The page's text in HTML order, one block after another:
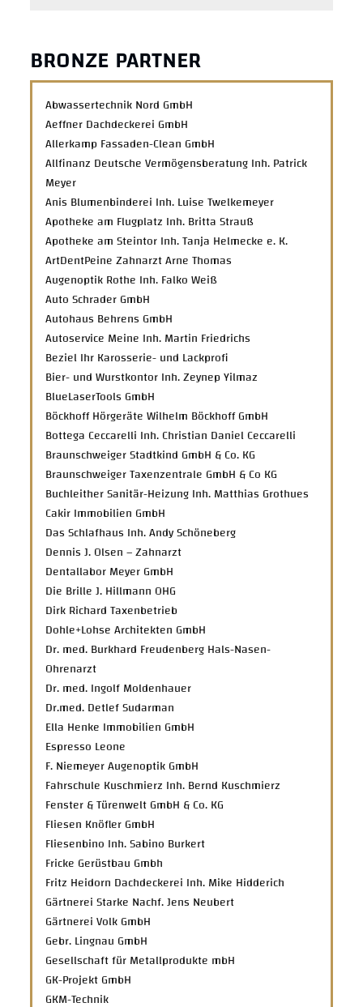
BRONZE PARTNER
Abwassertechnik Nord GmbH
Aeffner Dachdeckerei GmbH
Allerkamp Fassaden-Clean GmbH
Allfinanz Deutsche Vermögensberatung Inh. Patrick
Meyer
Anis Blumenbinderei Inh. Luise Twelkemeyer
Apotheke am Flugplatz Inh. Britta Strauß
Apotheke am Steintor Inh. Tanja Helmecke e. K.
ArtDentPeine Zahnarzt Arne Thomas
Augenoptik Rothe Inh. Falko Weiß
Auto Schrader GmbH
Autohaus Behrens GmbH
Autoservice Meine Inh. Martin Friedrichs
Beziel Ihr Karosserie- und Lackprofi
Bier- und Wurstkontor Inh. Zeynep Yilmaz
BlueLaserTools GmbH
Böckhoff Hörgeräte Wilhelm Böckhoff GmbH
Bottega Ceccarelli Inh. Christian Daniel Ceccarelli
Braunschweiger Stadtkind GmbH & Co. KG
Braunschweiger Taxenzentrale GmbH & Co KG
Buchleither Sanitär-Heizung Inh. Matthias Grothues
Cakir Immobilien GmbH
Das Schlafhaus Inh. Andy Schöneberg
Dennis J. Olsen – Zahnarzt
Dentallabor Meyer GmbH
Die Brille J. Hillmann OHG
Dirk Richard Taxenbetrieb
Dohle+Lohse Architekten GmbH
Dr. med. Burkhard Freudenberg Hals-Nasen-
Ohrenarzt
Dr. med. Ingolf Moldenhauer
Dr.med. Detlef Sudarman
Ella Henke Immobilien GmbH
Espresso Leone
F. Niemeyer Augenoptik GmbH
Fahrschule Kuschmierz Inh. Bernd Kuschmierz
Fenster & Türenwelt GmbH & Co. KG
Fliesen Knöfler GmbH
Fliesenbino Inh. Sabino Burkert
Fricke Gerüstbau Gmbh
Fritz Heidorn Dachdeckerei Inh. Mike Hidderich
Gärtnerei Starke Nachf. Jens Neubert
Gärtnerei Volk GmbH
Gebr. Lingnau GmbH
Gesellschaft für Metallprodukte mbH
GK-Projekt GmbH
GKM-Technik